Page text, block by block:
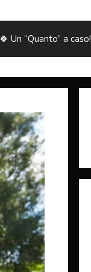
🍀 Un “Quanto” a caso!